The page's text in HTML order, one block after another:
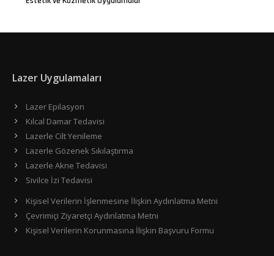
Lazer Uygulamaları
Lazer Epilasyon
Kılcal Damar Tedavisi
Lazerle Cilt Yenileme
Lazerle Gözenek Sıkılaştırma
Lazerle Akne Tedavisi
Sivilce İzi Tedavisi
Kişisel Verilerin İşlenmesine İlişkin Aydınlatma Metni
Çevrimiçi Ziyaretçi Aydınlatma Metni
Kişisel Verilerin Korunmasına İlişkin Başvuru Formu